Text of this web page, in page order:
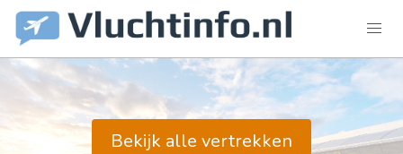
Bekijk alle vertrekken